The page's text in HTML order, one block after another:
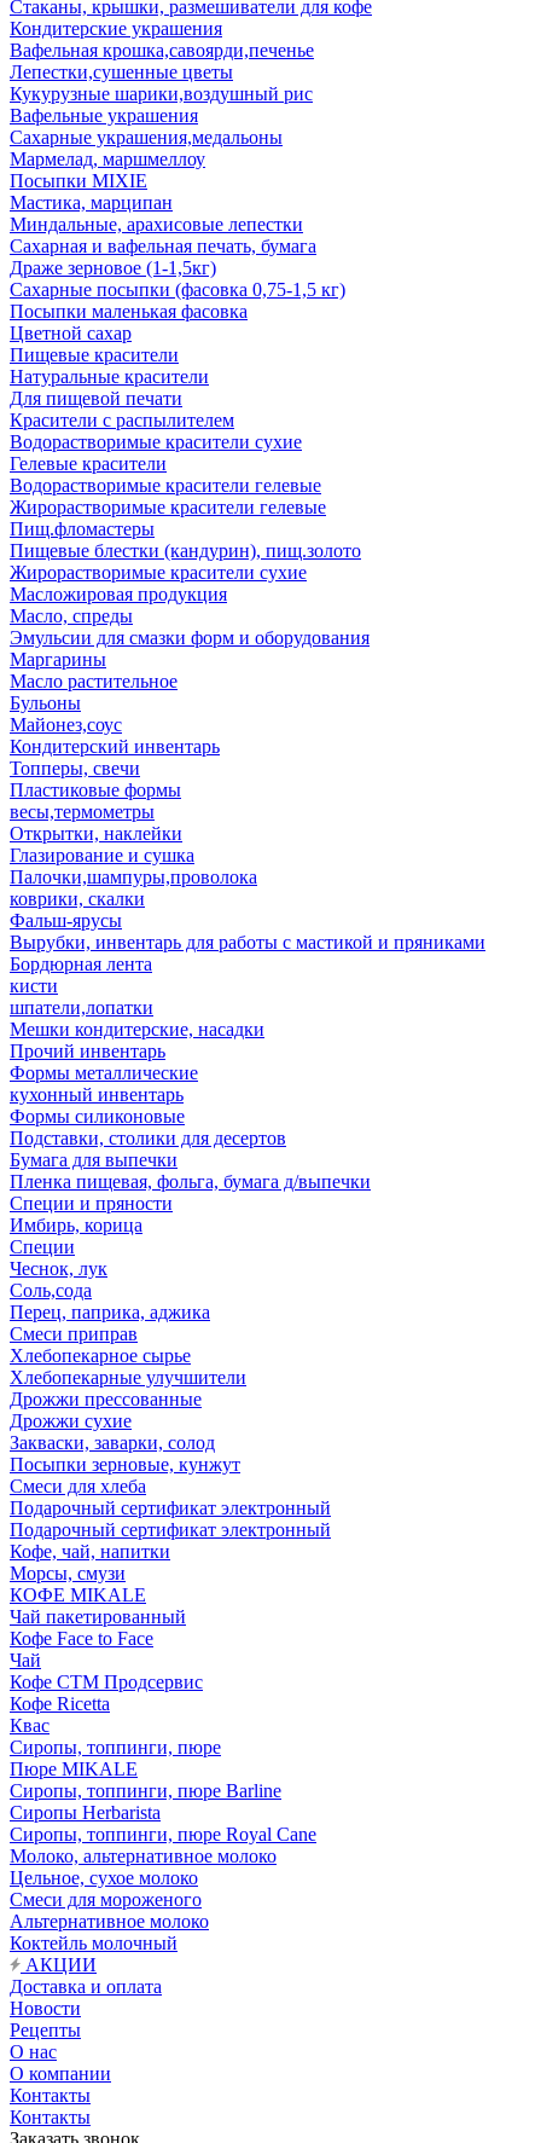
Стаканы, крышки, размешиватели для кофе
Кондитерские украшения
Вафельная крошка,савоярди,печенье
Лепестки,сушенные цветы
Кукурузные шарики,воздушный рис
Вафельные украшения
Сахарные украшения,медальоны
Мармелад, маршмеллоу
Посыпки MIXIE
Мастика, марципан
Миндальные, арахисовые лепестки
Сахарная и вафельная печать, бумага
Драже зерновое (1-1,5кг)
Сахарные посыпки (фасовка 0,75-1,5 кг)
Посыпки маленькая фасовка
Цветной сахар
Пищевые красители
Натуральные красители
Для пищевой печати
Красители с распылителем
Водорастворимые красители сухие
Гелевые красители
Водорастворимые красители гелевые
Жирорастворимые красители гелевые
Пищ.фломастеры
Пищевые блестки (кандурин), пищ.золото
Жирорастворимые красители сухие
Масложировая продукция
Масло, спреды
Эмульсии для смазки форм и оборудования
Маргарины
Масло растительное
Бульоны
Майонез,соус
Кондитерский инвентарь
Топперы, свечи
Пластиковые формы
весы,термометры
Открытки, наклейки
Глазирование и сушка
Палочки,шампуры,проволока
коврики, скалки
Фальш-ярусы
Вырубки, инвентарь для работы с мастикой и пряниками
Бордюрная лента
кисти
шпатели,лопатки
Мешки кондитерские, насадки
Прочий инвентарь
Формы металлические
кухонный инвентарь
Формы силиконовые
Подставки, столики для десертов
Бумага для выпечки
Пленка пищевая, фольга, бумага д/выпечки
Специи и пряности
Имбирь, корица
Специи
Чеснок, лук
Соль,сода
Перец, паприка, аджика
Смеси приправ
Хлебопекарное сырье
Хлебопекарные улучшители
Дрожжи прессованные
Дрожжи сухие
Закваски, заварки, солод
Посыпки зерновые, кунжут
Смеси для хлеба
Подарочный сертификат электронный
Подарочный сертификат электронный
Кофе, чай, напитки
Морсы, смузи
КОФЕ MIKALE
Чай пакетированный
Кофе Face to Face
Чай
Кофе СТМ Продсервис
Кофе Ricetta
Квас
Сиропы, топпинги, пюре
Пюре MIKALE
Сиропы, топпинги, пюре Barline
Сиропы Herbarista
Сиропы, топпинги, пюре Royal Cane
Молоко, альтернативное молоко
Цельное, сухое молоко
Смеси для мороженого
Альтернативное молоко
Коктейль молочный
АКЦИИ
Доставка и оплата
Новости
Рецепты
О нас
О компании
Контакты
Контакты
Заказать звонок